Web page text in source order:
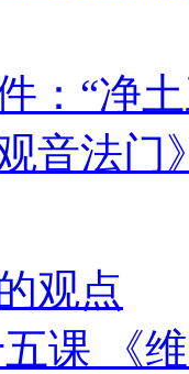
：“净
音法
观点
课 《